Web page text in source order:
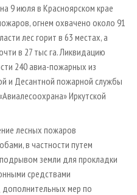
9 июля в Красноярском крае
огнем охвачено около 91
лес горит в 63 местах, а
в 27 тыс га. Ликвидацию
240 авиа-пожарных из
и Десантной пожарной службы
Иркутской
лесных пожаров
в частности путем
земли для прокладки
средствами
мер по